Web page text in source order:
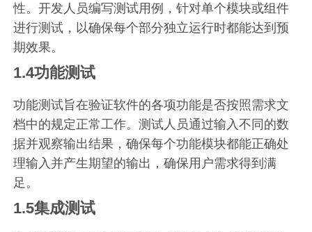
性。开发人员编写测试用例，针对单个模块或组件
进行测试，以确保每个部分独立运行时都能达到预
期效果。
1.4功能测试
功能测试旨在验证软件的各项功能是否按照需求文
档中的规定正常工作。测试人员通过输入不同的数
据并观察输出结果，确保每个功能模块都能正确处
理输入并产生期望的输出，确保用户需求得到满
足。
1.5集成测试